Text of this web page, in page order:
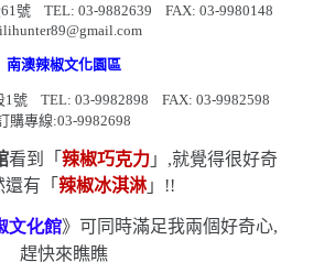
61號 TEL: 03-9882639 FAX: 03-9980148
南澳辣椒文化園區
1號TEL: 03-9982898 FAX: 03-9982598
購專線:03-9982698
看到「 辣椒巧克力」,就覺得很好奇
還有「 辣椒冰淇淋」!!
文化館》可同時滿足我兩個好奇心,
趕快來瞧瞧